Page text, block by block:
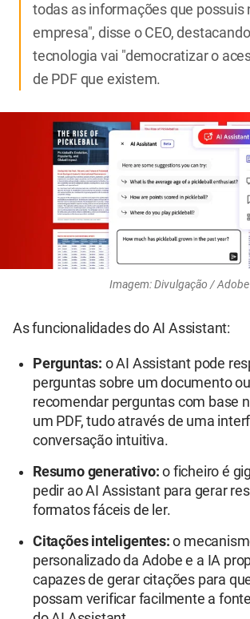
todas as informações que possuis
empresa", disse o CEO,
tecnologia vai "democratizar o
de PDF que existem.
Imagem: Divulgação / Adobe
As funcionalidades do AI Assistant:
Perguntas: o AI Assistant pode
perguntas sobre um documento
recomendar perguntas com base
um PDF, tudo através de uma
conversação intuitiva.
Resumo generativo: o ficheiro é
pedir ao AI Assistant para gerar
formatos fáceis de ler.
Citações inteligentes: o
personalizado da Adobe e a IA
capazes de gerar citações para
possam verificar facilmente a